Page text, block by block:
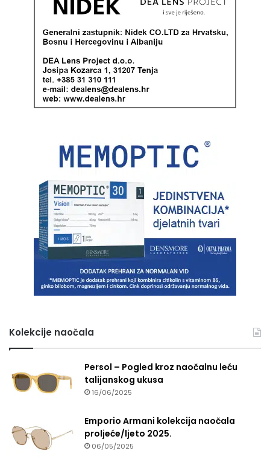
Kolekcije naočala
Persol – Pogled kroz naočalnu leću
talijanskog ukusa
16/06/2025
Emporio Armani kolekcija naočala
proljeće/ljeto 2025.
06/05/2025